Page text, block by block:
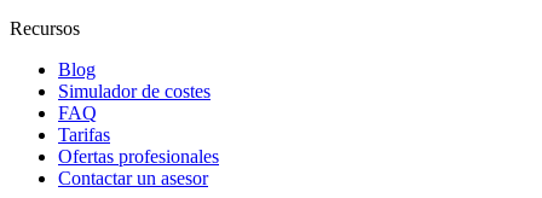
Recursos
Blog
Simulador de costes
FAQ
Tarifas
Ofertas profesionales
Contactar un asesor